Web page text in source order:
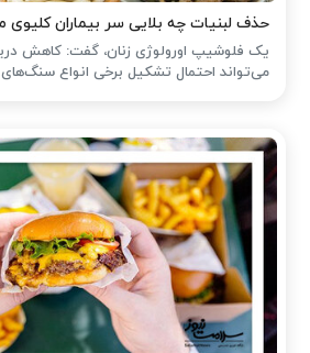
حذف لبنیات چه بلایی سر بیماران کلیوی
یک فلوشیپ اورولوژی زنان، گفت: کاهش
می‌تواند احتمال تشکیل برخی انواع